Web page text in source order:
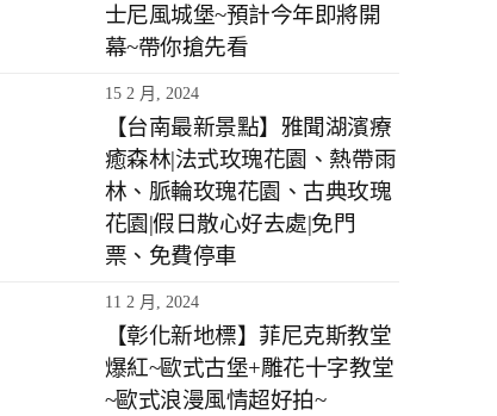
士尼風城堡~預計今年即將開
幕~帶你搶先看
15 2 月, 2024
【台南最新景點】雅聞湖濱療
癒森林|法式玫瑰花園、熱帶雨
林、脈輪玫瑰花園、古典玫瑰
花園|假日散心好去處|免門
票、免費停車
11 2 月, 2024
【彰化新地標】菲尼克斯教堂
爆紅~歐式古堡+雕花十字教堂
~歐式浪漫風情超好拍~